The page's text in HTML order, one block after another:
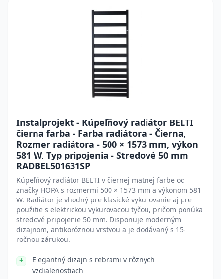
Instalprojekt - Kúpeľňový radiátor BELTI
čierna farba - Farba radiátora - Čierna,
Rozmer radiátora - 500 × 1573 mm, výkon
581 W, Typ pripojenia - Stredové 50 mm
RADBEL501631SP
Kúpeľňový radiátor BELTI v čiernej matnej farbe od
značky HOPA s rozmermi 500 × 1573 mm a výkonom 581
W. Radiátor je vhodný pre klasické vykurovanie aj pre
použitie s elektrickou vykurovacou tyčou, pričom ponúka
stredové pripojenie 50 mm. Disponuje moderným
dizajnom, antikoróznou vrstvou a je dodávaný s 15-
ročnou zárukou.
Elegantný dizajn s rebrami v rôznych
vzdialenostiach